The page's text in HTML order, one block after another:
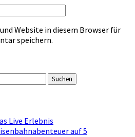
Website in diesem Browser für
speichern.
Live Erlebnis
auf 5